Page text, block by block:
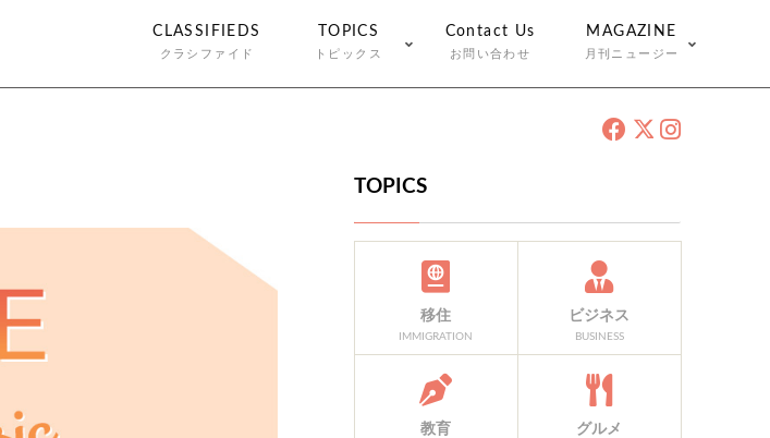
CLASSIFIEDS
クラシファイド
TOPICS
トピックス
Contact Us
お問い合わせ
MAGAZINE
月刊ニュージー
TOPICS
移住
IMMIGRATION
ビジネス
BUSINESS
教育 グルメ